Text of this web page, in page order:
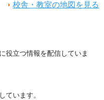
校舎・教室の地図を見る
役立つ情報を配信していま
ています。